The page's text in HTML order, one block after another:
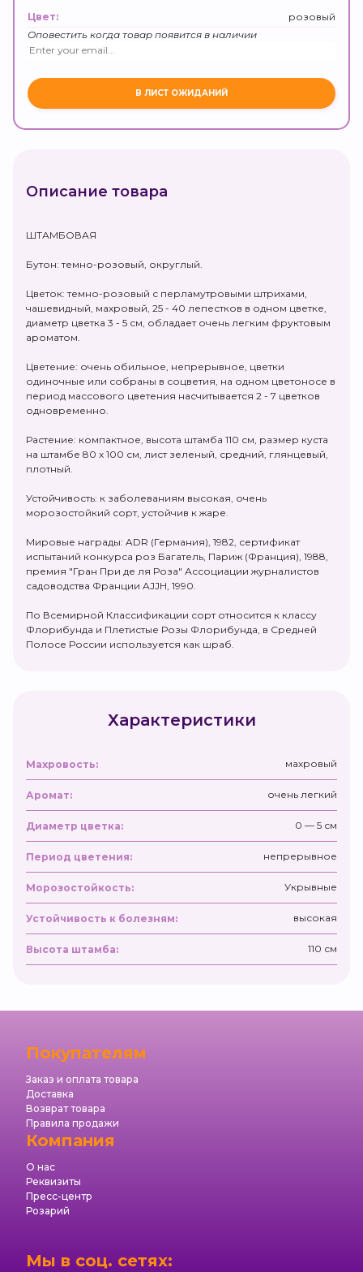
Цвет:
розовый
Оповестить когда товар появится в наличии
Описание товара
ШТАМБОВАЯ
Бутон: темно-розовый, округлый.
Цветок: темно-розовый с перламутровыми штрихами,
чашевидный, махровый, 25 - 40 лепестков в одном цветке,
диаметр цветка 3 - 5 см, обладает очень легким фруктовым
ароматом.
Цветение: очень обильное, непрерывное, цветки
одиночные или собраны в соцветия, на одном цветоносе в
период массового цветения насчитывается 2 - 7 цветков
одновременно.
Растение: компактное, высота штамба 110 см, размер куста
на штамбе 80 х 100 см, лист зеленый, средний, глянцевый,
плотный.
Устойчивость: к заболеваниям высокая, очень
морозостойкий сорт, устойчив к жаре.
Мировые награды: ADR (Германия), 1982, сертификат
испытаний конкурса роз Багатель, Париж (Франция), 1988,
премия "Гран При де ля Роза" Ассоциации журналистов
садоводства Франции AJJH, 1990.
По Всемирной Классификации сорт относится к классу
Флорибунда и Плетистые Розы Флорибунда, в Средней
Полосе России используется как шраб.
Характеристики
Махровость: махровый
Аромат: очень легкий
Диаметр цветка: 0 — 5 см
Период цветения: непрерывное
Морозостойкость: Укрывные
Устойчивость к болезням: высокая
Высота штамба: 110 см
Покупателям
Заказ и оплата товара
Доставка
Возврат товара
Правила продажи
Компания
О нас
Реквизиты
Пресс-центр
Розарий
Мы в соц. сетях: